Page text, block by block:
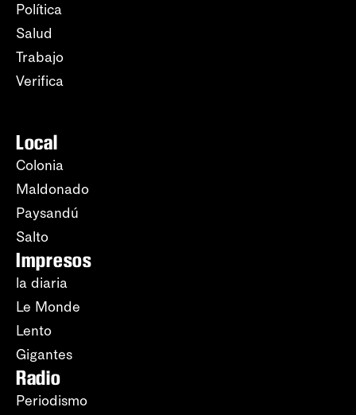
Política
Salud
Trabajo
Verifica
Local
Colonia
Maldonado
Paysandú
Salto
Impresos
la diaria
Le Monde
Lento
Gigantes
Radio
Periodismo